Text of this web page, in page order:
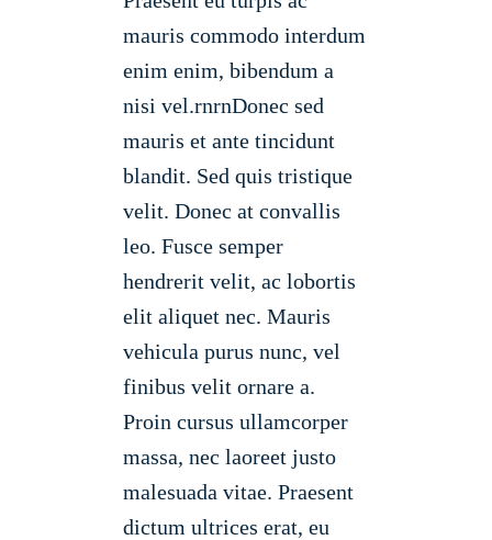
mauris commodo interdum
enim enim, bibendum a
nisi vel.rnrnDonec sed
mauris et ante tincidunt
blandit. Sed quis tristique
velit. Donec at convallis
leo. Fusce semper
hendrerit velit, ac lobortis
elit aliquet nec. Mauris
vehicula purus nunc, vel
finibus velit ornare a.
Proin cursus ullamcorper
massa, nec laoreet justo
malesuada vitae. Praesent
dictum ultrices erat, eu